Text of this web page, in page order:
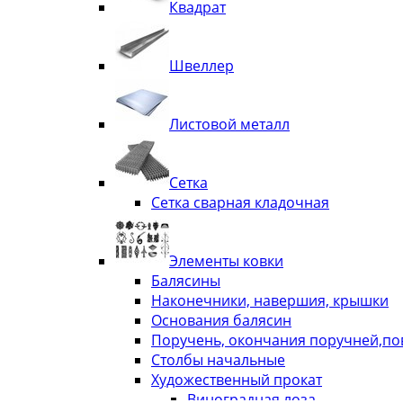
Квадрат
Швеллер
Листовой металл
Сетка
Сетка сварная кладочная
Элементы ковки
Балясины
Наконечники, навершия, крышки
Основания балясин
Поручень, окончания
Столбы начальные
Художественный прокат